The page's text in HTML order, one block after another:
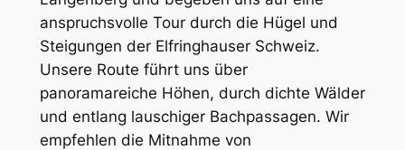
anspruchsvolle Tour durch die Hügel und
Steigungen der Elfringhauser Schweiz.
Unsere Route führt uns über
panoramareiche Höhen, durch dichte Wälder
und entlang lauschiger Bachpassagen. Wir
empfehlen die Mitnahme von